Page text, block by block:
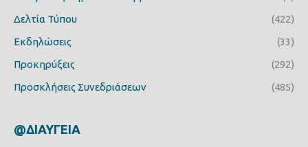
Δελτία Τύπου
(422)
Εκδηλώσεις
(33)
Προκηρύξεις
(292)
Προσκλήσεις Συνεδριάσεων
(485)
@ΔΙΑΥΓΕΙΑ